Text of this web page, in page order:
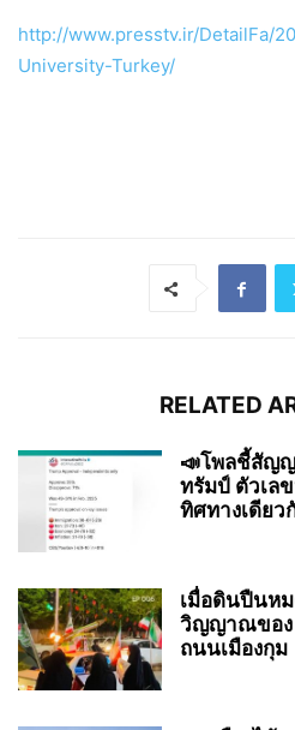
http://www.presstv.ir/DetailFa/
University-Turkey/
RELATED
📣โพลชี้สัญญ
ทรัมป์ ตัวเล
ทิศทางเดียว
เมื่อดินปืนหม
วิญญาณของ
ถนนเมืองกุม